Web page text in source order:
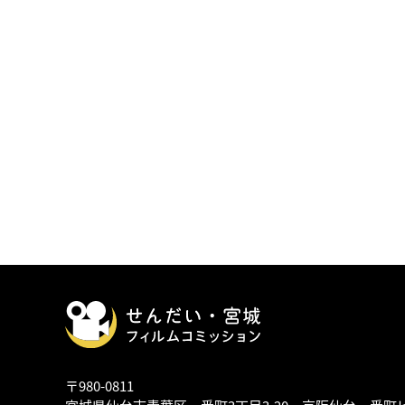
〒980-0811